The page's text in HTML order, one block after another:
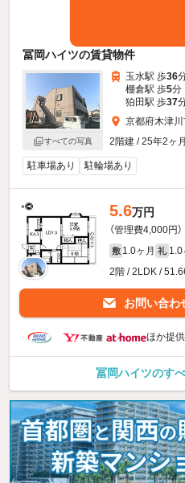
冨岡ハイツの賃貸物件
すべての写真
玉水駅 歩36
棚倉駅 歩5分
狛田駅 歩37
京都府木津
2階建 / 25年2ヶ
駐車場あり 駐輪場あり
5.6万円
（管理費4,000円）
敷 1.0ヶ月 礼 1.0
2階 / 2LDK /
お問い合わ
ほか提供
冨岡ハイツのす